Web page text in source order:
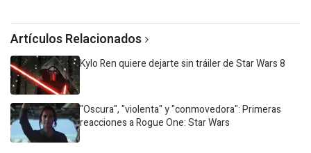
Artículos Relacionados
Kylo Ren quiere dejarte sin tráiler de Star Wars 8
"Oscura", "violenta" y "conmovedora": Primeras
reacciones a Rogue One: Star Wars